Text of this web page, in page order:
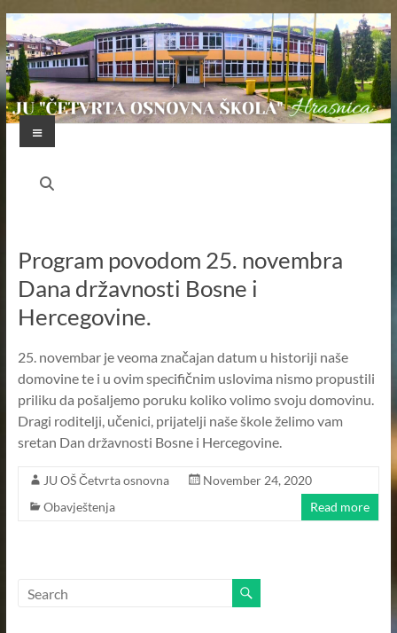
Skip
to
content
JU
ŠKOLA"
HRASNICA
FEDERACIJA
BOSNE
I
HERCEGOVINE
–
KANTON
OPĆINA
Menu
Program povodom 25. novembra
Dana državnosti Bosne i
Hercegovine.
25. novembar je veoma značajan datum u historiji naše
domovine te i u ovim specifičnim uslovima nismo propustili
priliku da pošaljemo poruku koliko volimo svoju domovinu.
Dragi roditelji, učenici, prijatelji naše škole želimo vam
sretan Dan državnosti Bosne i Hercegovine.
JU OŠ Četvrta osnovna
November 24, 2020
Obavještenja
Read more